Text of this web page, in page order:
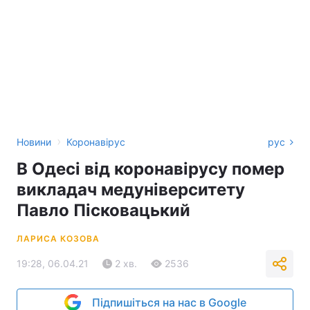
Новини › Коронавірус рус
В Одесі від коронавірусу помер
викладач медуніверситету
Павло Пісковацький
ЛАРИСА КОЗОВА
19:28, 06.04.21 2 хв. 2536
Підпишіться на нас в Google